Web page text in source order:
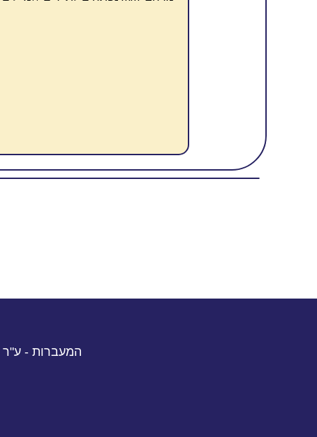
המעברות - ע"ר 580654713 | רח' הדליות 3, נתניה | טל. 054-7402109 פקס. 09-8651647​